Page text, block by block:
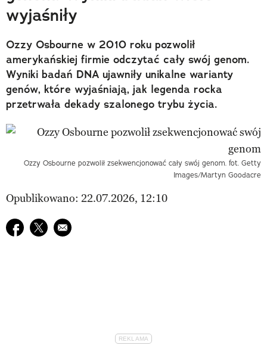
wyjaśniły
Ozzy Osbourne w 2010 roku pozwolił
amerykańskiej firmie odczytać cały swój genom.
Wyniki badań DNA ujawniły unikalne warianty
genów, które wyjaśniają, jak legenda rocka
przetrwała dekady szalonego trybu życia.
Ozzy Osbourne pozwolił zsekwencjonować cały swój genom. fot. Getty
Images/Martyn Goodacre
Opublikowano: 22.07.2026, 12:10
Udostępnij na facebook
Udostępnij na twitter
E-mail do przyjaciela